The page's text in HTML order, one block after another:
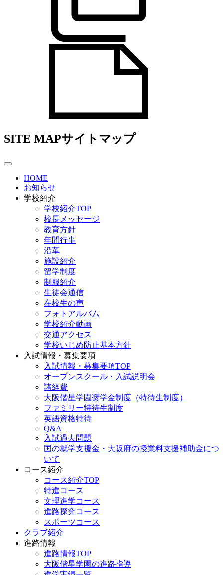
SITE MAPサイトマップ
HOME
お知らせ
学校紹介
学校紹介TOP
校長メッセージ
教育方針
年間行事
沿革
施設紹介
留学制度
制服紹介
生徒会通信
在校生の声
フォトアルバム
学校紹介動画
交通アクセス
学校いじめ防止基本方針
入試情報・募集要項
入試情報・募集要項TOP
オープンスクール・入試説明会
諸経費
大阪偕星学園奨学金制度（特待生制度）
ファミリー特待生制度
英語資格特待
Q&A
入試過去問題
国の就学支援金・大阪府の授業料支援補助金につ
いて
コース紹介
コース紹介TOP
特進コース
文理進学コース
進路探究コース
スポーツコース
クラブ紹介
進路情報
進路情報TOP
大阪偕星学園の進路指導